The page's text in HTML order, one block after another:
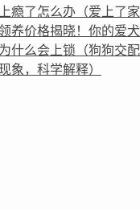
瘾了怎么办（爱上了家
养价格揭晓！你的爱犬
什么会上锁（狗狗交
象，科学解释）